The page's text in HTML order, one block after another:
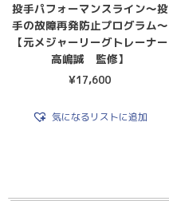
投手パフォーマンスライン〜投
手の故障再発防止プログラム〜
【元メジャーリーグトレーナー
高嶋誠 監修】
¥17,600
気になるリストに追加